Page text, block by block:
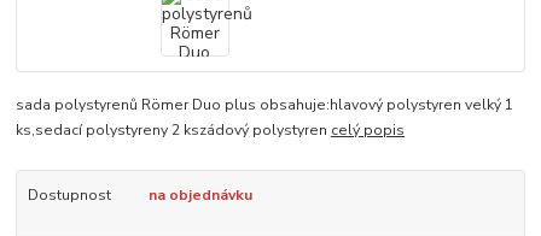
sada polystyrenů Römer Duo plus obsahuje:hlavový polystyren velký 1
ks,sedací polystyreny 2 kszádový polystyren celý popis
Dostupnost na objednávku